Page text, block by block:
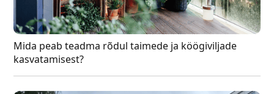
Mida peab teadma rõdul taimede ja köögiviljade
kasvatamisest?